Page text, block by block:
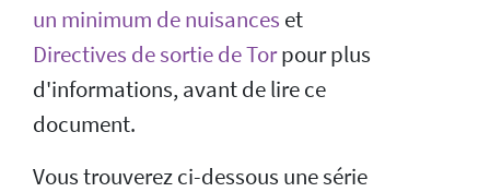
un minimum de nuisances et
Directives de sortie de Torpour plus
d'informations, avant de lire ce
document.
Vous trouverez ci-dessous une série